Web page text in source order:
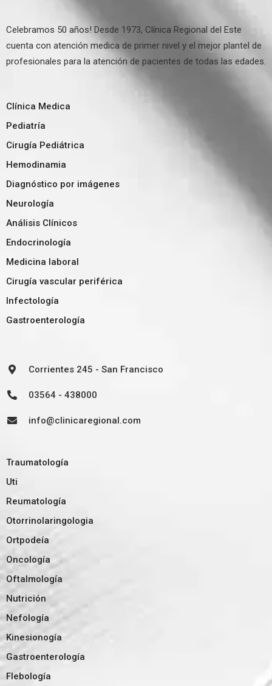
Celebramos 50 años! Desde 1973, Clínica Regional del Este
cuenta con atención medica de primer nivel y el mejor plantel de
profesionales para la atención de pacientes de todas las edades.
Clínica Medica
Pediatría
Cirugía Pediátrica
Hemodinamia
Diagnóstico por imágenes
Neurología
Análisis Clínicos
Endocrinología
Medicina laboral
Cirugía vascular periférica
Infectología
Gastroenterología
Corrientes 245 - San Francisco
03564 - 438000
info@clinicaregional.com
Traumatología
Uti
Reumatología
Otorrinolaringologia
Ortpodeía
Oncología
Oftalmología
Nutrición
Nefología
Kinesionogía
Gastroenterología
Flebología